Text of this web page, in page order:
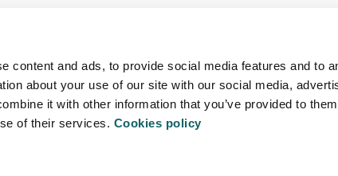
content and ads, to provide social media features and to
about your use of our site with our social media,
it with other information that you’ve provided to
of their services. Cookies policy
AGENDA